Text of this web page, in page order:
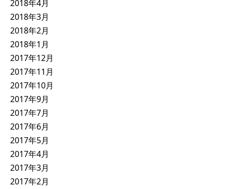
2018年4月
2018年3月
2018年2月
2018年1月
2017年12月
2017年11月
2017年10月
2017年9月
2017年7月
2017年6月
2017年5月
2017年4月
2017年3月
2017年2月